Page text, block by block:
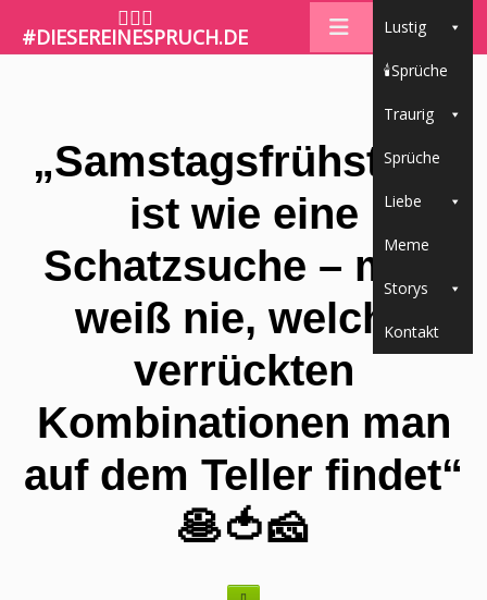
🤷🏼‍♀️
#DIESEREINESPRUCH.DE Lustig
🕯Sprüche
Traurig
Sprüche
Liebe
Meme
Storys
Kontakt
„Samstagsfrühstück
ist wie eine
Schatzsuche – man
weiß nie, welche
verrückten
Kombinationen man
auf dem Teller findet“
🥞🍅🧀